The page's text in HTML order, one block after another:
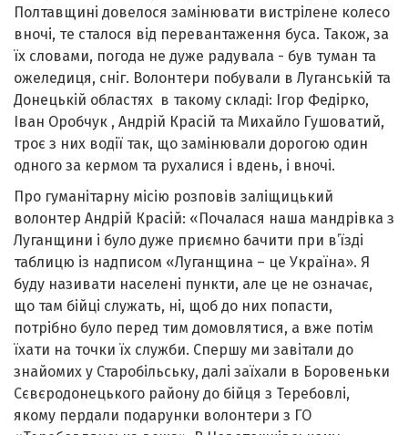
Полтавщині довелося замінювати вистрілене колесо
вночі, те сталося від перевантаження буса. Також, за
їх словами, погода не дуже радувала - був туман та
ожеледиця, сніг. Волонтери побували в Луганській та
Донецькій областях в такому складі: Ігор Федірко,
Іван Оробчук , Андрій Красій та Михайло Гушоватий,
троє з них водії так, що замінювали дорогою один
одного за кермом та рухалися і вдень, і вночі.
Про гуманітарну місію розповів заліщицький
волонтер Андрій Красій: «Почалася наша мандрівка з
Луганщини і було дуже приємно бачити при в’їзді
таблицю із надписом «Луганщина – це Україна». Я
буду називати населені пункти, але це не означає,
що там бійці служать, ні, щоб до них попасти,
потрібно було перед тим домовлятися, а вже потім
їхати на точки їх служби. Спершу ми завітали до
знайомих у Старобільську, далі заїхали в Боровеньки
Сєвєродонецького району до бійця з Теребовлі,
якому пердали подарунки волонтери з ГО